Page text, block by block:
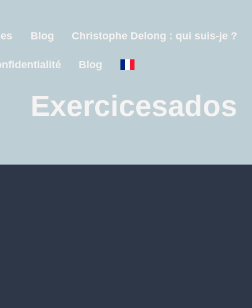
Blog Christophe Delong : qui suis-je ?
Blog
Exercicesados